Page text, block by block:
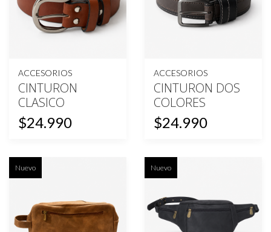
ACCESORIOS
CINTURON
CLASICO
$24.990
ACCESORIOS
CINTURON DOS
COLORES
$24.990
Nuevo Nuevo